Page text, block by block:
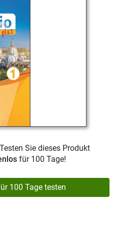
Sie dieses Produkt
für 100 Tage!
100 Tage testen